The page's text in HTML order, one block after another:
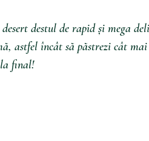
destul de rapid și mega
astfel încât să păstrezi cât
final!